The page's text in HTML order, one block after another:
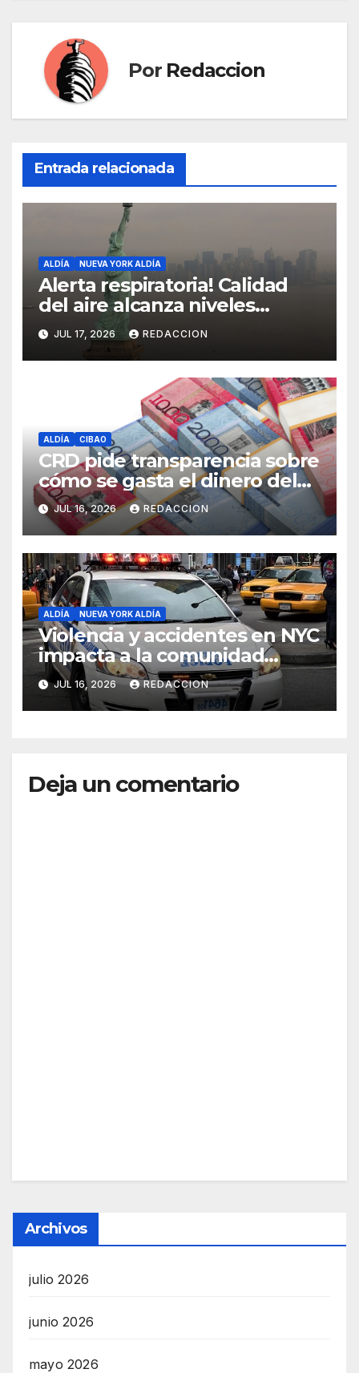
Por Redaccion
Entrada relacionada
ALDÍA NUEVA YORK ALDÍA
Alerta respiratoria! Calidad
del aire alcanza niveles
peligrosos en NYC
JUL 17, 2026 REDACCION
ALDÍA CIBAO
CRD pide transparencia sobre
cómo se gasta el dinero del
Seguro Familiar de Salud
JUL 16, 2026 REDACCION
ALDÍA NUEVA YORK ALDÍA
Violencia y accidentes en NYC
impacta a la comunidad
dominicana
JUL 16, 2026 REDACCION
Deja un comentario
Archivos
julio 2026
junio 2026
mayo 2026